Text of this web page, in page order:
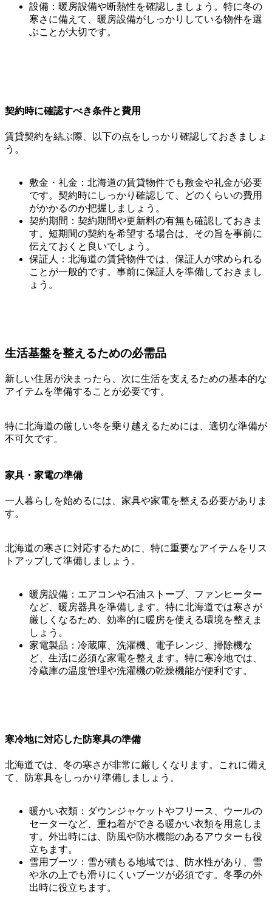
設備：暖房設備や断熱性を確認しましょう。特に冬の
寒さに備えて、暖房設備がしっかりしている物件を選
ぶことが大切です。
契約時に確認すべき条件と費用
賃貸契約を結ぶ際、以下の点をしっかり確認しておきましょ
う。
敷金・礼金：北海道の賃貸物件でも敷金や礼金が必要
です。契約時にしっかり確認して、どのくらいの費用
がかかるのか把握しましょう。
契約期間：契約期間や更新料の有無も確認しておきま
す。短期間の契約を希望する場合は、その旨を事前に
伝えておくと良いでしょう。
保証人：北海道の賃貸物件では、保証人が求められる
ことが一般的です。事前に保証人を準備しておきまし
ょう。
生活基盤を整えるための必需品
新しい住居が決まったら、次に生活を支えるための基本的な
アイテムを準備することが必要です。
特に北海道の厳しい冬を乗り越えるためには、適切な準備が
不可欠です。
家具・家電の準備
一人暮らしを始めるには、家具や家電を整える必要がありま
す。
北海道の寒さに対応するために、特に重要なアイテムをリス
トアップして準備しましょう。
暖房設備：エアコンや石油ストーブ、ファンヒーター
など、暖房器具を準備します。特に北海道では寒さが
厳しくなるため、効率的に暖房を使える環境を整えま
しょう。
家電製品：冷蔵庫、洗濯機、電子レンジ、掃除機な
ど、生活に必須な家電を整えます。特に寒冷地では、
冷蔵庫の温度管理や洗濯機の乾燥機能が便利です。
寒冷地に対応した防寒具の準備
北海道では、冬の寒さが非常に厳しくなります。これに備え
て、防寒具をしっかり準備しましょう。
暖かい衣類：ダウンジャケットやフリース、ウールの
セーターなど、重ね着ができる暖かい衣類を用意しま
す。外出時には、防風や防水機能のあるアウターも役
立ちます。
雪用ブーツ：雪が積もる地域では、防水性があり、雪
や氷の上でも滑りにくいブーツが必須です。冬季の外
出時に役立ちます。